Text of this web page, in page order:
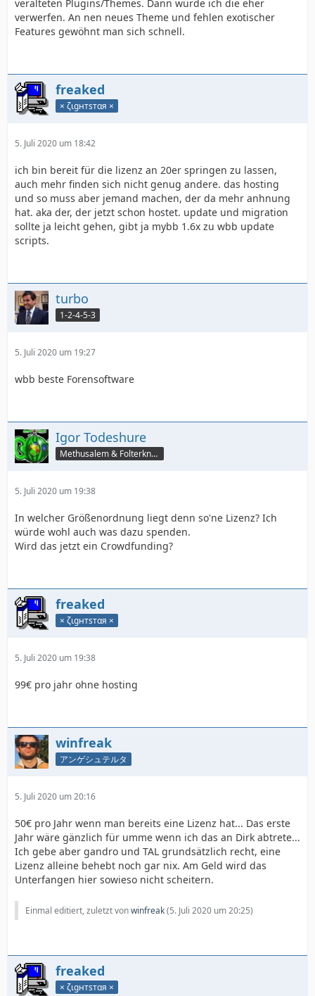
veralteten Plugins/Themes. Dann würde ich die eher
verwerfen. An nen neues Theme und fehlen exotischer
Features gewöhnt man sich schnell.
freaked
× ζιgнтѕтαя ×
5. Juli 2020 um 18:42
ich bin bereit für die lizenz an 20er springen zu lassen,
auch mehr finden sich nicht genug andere. das hosting
und so muss aber jemand machen, der da mehr anhnung
hat. aka der, der jetzt schon hostet. update und migration
sollte ja leicht gehen, gibt ja mybb 1.6x zu wbb update
scripts.
turbo
1-2-4-5-3
5. Juli 2020 um 19:27
wbb beste Forensoftware
Igor Todeshure
Methusalem & Folterknecht
5. Juli 2020 um 19:38
In welcher Größenordnung liegt denn so'ne Lizenz? Ich
würde wohl auch was dazu spenden.
Wird das jetzt ein Crowdfunding?
freaked
× ζιgнтѕтαя ×
5. Juli 2020 um 19:38
99€ pro jahr ohne hosting
winfreak
アンゲシュテルタ
5. Juli 2020 um 20:16
50€ pro Jahr wenn man bereits eine Lizenz hat... Das erste
Jahr wäre gänzlich für umme wenn ich das an Dirk abtrete...
Ich gebe aber gandro und TAL grundsätzlich recht, eine
Lizenz alleine behebt noch gar nix. Am Geld wird das
Unterfangen hier sowieso nicht scheitern.
Einmal editiert, zuletzt vonwinfreak(5. Juli 2020 um 20:25)
freaked
× ζιgнтѕтαя ×